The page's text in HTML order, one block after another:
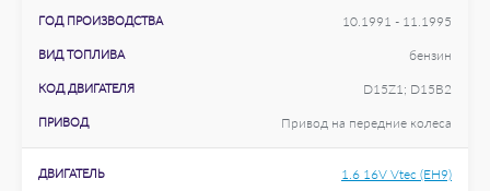
ГОД ПРОИЗВОДСТВА 10.1991 - 11.1995
ВИД ТОПЛИВА бензин
КОД ДВИГАТЕЛЯ D15Z1; D15B2
ПРИВОД Привод на передние колеса
ДВИГАТЕЛЬ 1.6 16V Vtec (EH9)